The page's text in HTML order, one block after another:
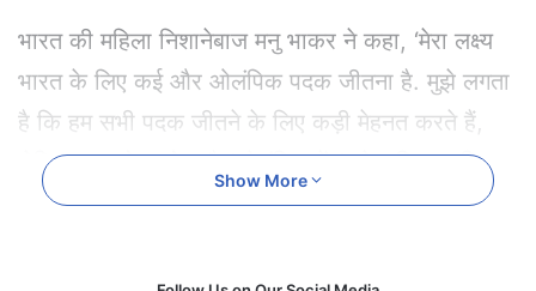
भारत की महिला निशानेबाज मनु भाकर ने कहा, ‘मेरा लक्ष्य
भारत के लिए कई और ओलंपिक पदक जीतना है. मुझे लगता
है कि हम सभी पदक जीतने के लिए कड़ी मेहनत करते हैं,
लेकिन अगर ऐसा होता है (ओलंपिक में 2 से अधिक व्यक्तिगत
पदक जीतना) तो यह बहुत अच्छा होगा. मेरा लक्ष्य कड़ी
मैंने अपने सभी इवेंट में कड़ी मेहनत की है. कड़ी मेहनत
Show More